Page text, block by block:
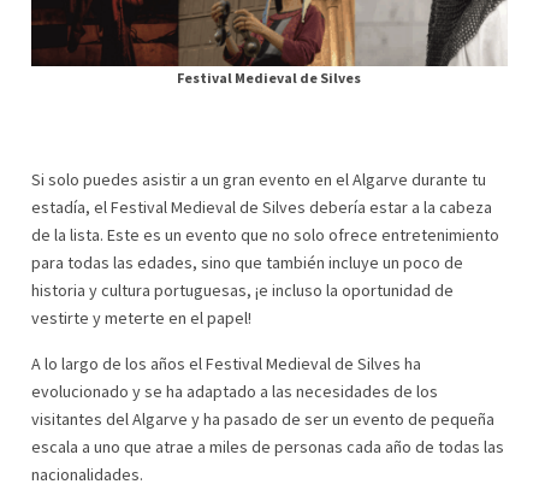
Festival Medieval de Silves
Si solo puedes asistir a un gran evento en el Algarve durante tu
estadía, el Festival Medieval de Silves debería estar a la cabeza
de la lista. Este es un evento que no solo ofrece entretenimiento
para todas las edades, sino que también incluye un poco de
historia y cultura portuguesas, ¡e incluso la oportunidad de
vestirte y meterte en el papel!
A lo largo de los años el Festival Medieval de Silves ha
evolucionado y se ha adaptado a las necesidades de los
visitantes del Algarve y ha pasado de ser un evento de pequeña
escala a uno que atrae a miles de personas cada año de todas las
nacionalidades.